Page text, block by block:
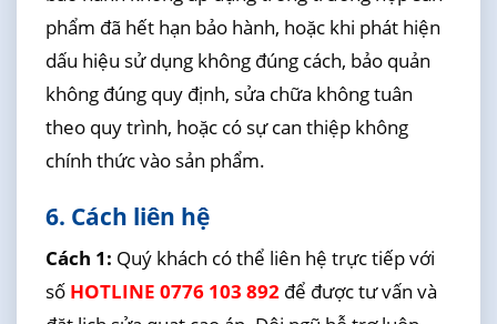
phẩm đã hết hạn bảo hành, hoặc khi phát hiện
dấu hiệu sử dụng không đúng cách, bảo quản
không đúng quy định, sửa chữa không tuân
theo quy trình, hoặc có sự can thiệp không
chính thức vào sản phẩm.
6. Cách liên hệ
Cách 1: Quý khách có thể liên hệ trực tiếp với
số HOTLINE 0776 103 892để được tư vấn và